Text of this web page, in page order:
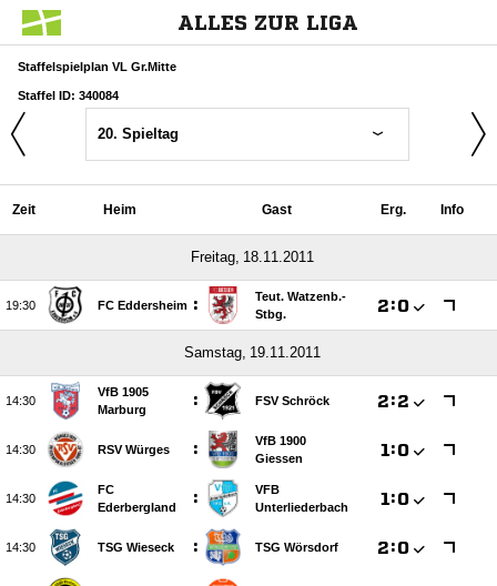
ALLES ZUR LIGA
Staffelspielplan VL Gr.Mitte
Staffel ID: 340084
20. Spieltag
Zeit Heim Gast Erg. Info
 
 FC Eddersheim :
Teut. Watzenb.-
Stbg.
:
 

VfB 1905
Marburg
: FSV Schröck :
 RSV Würges :
VfB 1900
Giessen
 :

FC
Ederbergland
:
VFB
Unterliederbach
 :
 TSG Wieseck : TSG Wörsdorf :